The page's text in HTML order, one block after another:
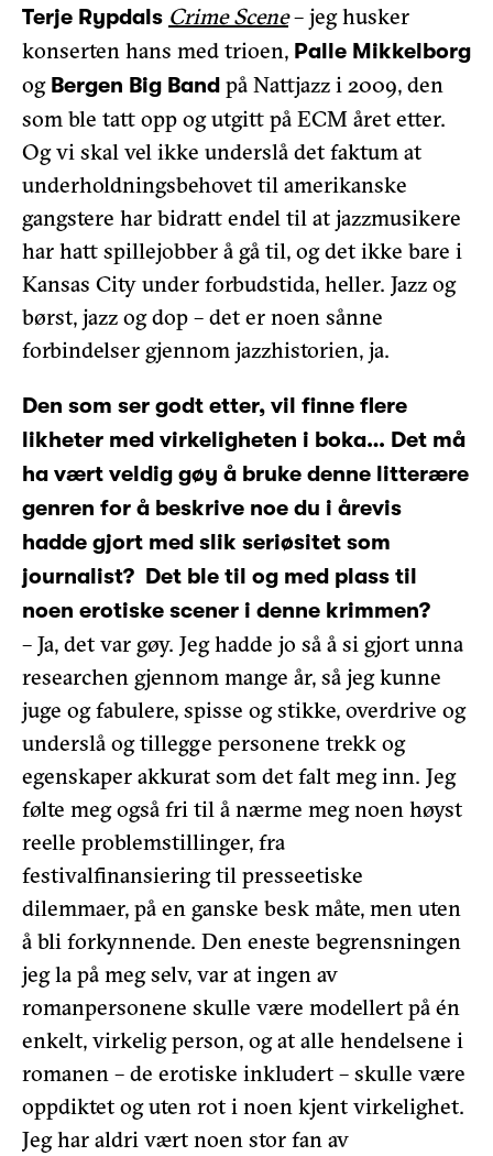
Terje Rypdals Crime Scene– jeg husker
konserten hans med trioen, Palle Mikkelborg
og Bergen Big Band på Nattjazz i 2009, den
som ble tatt opp og utgitt på ECM året etter.
Og vi skal vel ikke underslå det faktum at
underholdningsbehovet til amerikanske
gangstere har bidratt endel til at jazzmusikere
har hatt spillejobber å gå til, og det ikke bare i
Kansas City under forbudstida, heller. Jazz og
børst, jazz og dop – det er noen sånne
forbindelser gjennom jazzhistorien, ja.
Den som ser godt etter, vil finne flere
likheter med virkeligheten i boka… Det må
ha vært veldig gøy å bruke denne litterære
genren for å beskrive noe du i årevis
hadde gjort med slik seriøsitet som
journalist? Det ble til og med plass til
noen erotiske scener i denne krimmen?
– Ja, det var gøy. Jeg hadde jo så å si gjort unna
researchen gjennom mange år, så jeg kunne
juge og fabulere, spisse og stikke, overdrive og
underslå og tillegge personene trekk og
egenskaper akkurat som det falt meg inn. Jeg
følte meg også fri til å nærme meg noen høyst
reelle problemstillinger, fra
festivalfinansiering til presseetiske
dilemmaer, på en ganske besk måte, men uten
å bli forkynnende. Den eneste begrensningen
jeg la på meg selv, var at ingen av
romanpersonene skulle være modellert på én
enkelt, virkelig person, og at alle hendelsene i
romanen – de erotiske inkludert – skulle være
oppdiktet og uten rot i noen kjent virkelighet.
Jeg har aldri vært noen stor fan av